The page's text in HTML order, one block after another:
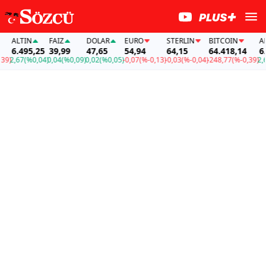
ALTIN
6.495,25
2,67(%0,04)
FAİZ
39,99
0,04(%0,09)
DOLAR
47,65
0,02(%0,05)
EURO
54,94
-0,07(%-0,13)
STERLIN
64,15
-0,03(%-0,04)
BITCOIN
64.418,14
-248,77(%-0,39)2,67